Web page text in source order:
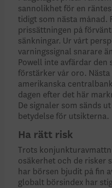
sannolikhet för en
tidigt som nästa månad.
prissättningen på
sänkningar. Ur vårt
varningssignal snarare
Powell inte avfärdar den
förstärker vår oro.
amerikanska
dagen efter det här
De signaler som sänds
betydelse för utsikterna.
Ha rätt risk
Trots
osäkerhet och de risker
har börsen bjudit på fin
globalt börsindex har